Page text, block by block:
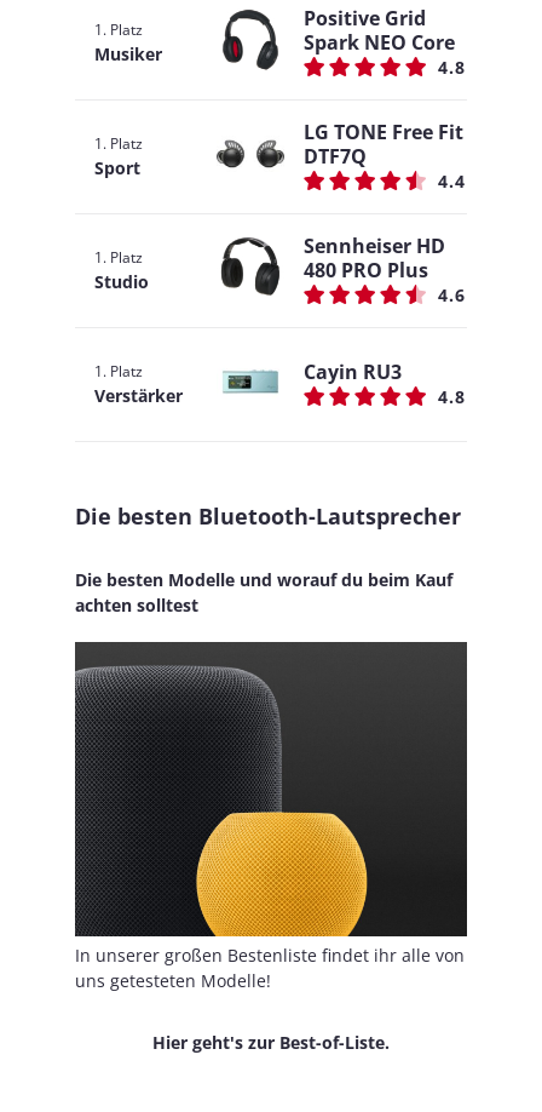
1. Platz
Musiker
Positive Grid
Spark NEO Core
4.8
1. Platz
Sport
LG TONE Free Fit
DTF7Q
4.4
1. Platz
Studio
Sennheiser HD
480 PRO Plus
4.6
1. Platz
Verstärker
Cayin RU3
4.8
Die besten Bluetooth-Lautsprecher
Die besten Modelle und worauf du beim Kauf
achten solltest
In unserer großen Bestenliste findet ihr alle von
uns getesteten Modelle!
Hier geht's zur Best-of-Liste.